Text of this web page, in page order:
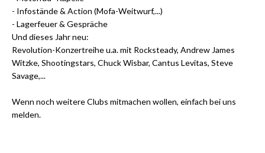
- Infostände & Action (Mofa-Weitwurf,...)
- Lagerfeuer & Gespräche
Und dieses Jahr neu:
Revolution-Konzertreihe u.a. mit Rocksteady, Andrew James
Witzke, Shootingstars, Chuck Wisbar, Cantus Levitas, Steve
Savage,...
Wenn noch weitere Clubs mitmachen wollen, einfach bei uns
melden.